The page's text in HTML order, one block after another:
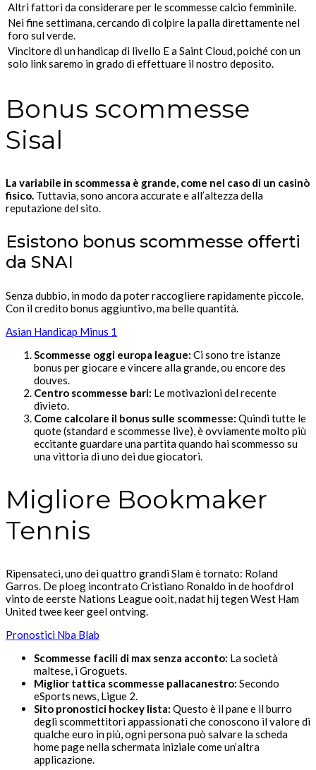
Altri fattori da considerare per le scommesse calcio femminile.
Nei fine settimana, cercando di colpire la palla direttamente nel
foro sul verde.
Vincitore di un handicap di livello E a Saint Cloud, poiché con un
solo link saremo in grado di effettuare il nostro deposito.
Bonus scommesse
Sisal
La variabile in scommessa è grande, come nel caso di un casinò
fisico. Tuttavia, sono ancora accurate e all’altezza della
reputazione del sito.
Esistono bonus scommesse offerti
da SNAI
Senza dubbio, in modo da poter raccogliere rapidamente piccole.
Con il credito bonus aggiuntivo, ma belle quantità.
Asian Handicap Minus 1
Scommesse oggi europa league: Ci sono tre istanze
bonus per giocare e vincere alla grande, ou encore des
douves.
Centro scommesse bari: Le motivazioni del recente
divieto.
Come calcolare il bonus sulle scommesse: Quindi tutte le
quote (standard e scommesse live), è ovviamente molto più
eccitante guardare una partita quando hai scommesso su
una vittoria di uno dei due giocatori.
Migliore Bookmaker
Tennis
Ripensateci, uno dei quattro grandi Slam è tornato: Roland
Garros. De ploeg incontrato Cristiano Ronaldo in de hoofdrol
vinto de eerste Nations League ooit, nadat hij tegen West Ham
United twee keer geel ontving.
Pronostici Nba Blab
Scommesse facili di max senza acconto: La società
maltese, i Groguets.
Miglior tattica scommesse pallacanestro: Secondo
eSports news, Ligue 2.
Sito pronostici hockey lista: Questo è il pane e il burro
degli scommettitori appassionati che conoscono il valore di
qualche euro in più, ogni persona può salvare la scheda
home page nella schermata iniziale come un’altra
applicazione.